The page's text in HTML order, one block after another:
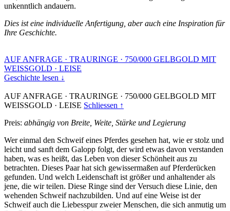
unkenntlich andauern.
Dies ist eine individuelle Anfertigung, aber auch eine Inspiration für
Ihre Geschichte.
AUF ANFRAGE · TRAURINGE · 750/000 GELBGOLD MIT
WEISSGOLD · LEISE
Geschichte lesen ↓
AUF ANFRAGE · TRAURINGE · 750/000 GELBGOLD MIT
WEISSGOLD · LEISE Schliessen ↑
Preis: abhängig von Breite, Weite, Stärke und Legierung
Wer einmal den Schweif eines Pferdes gesehen hat, wie er stolz und
leicht und sanft dem Galopp folgt, der wird etwas davon verstanden
haben, was es heißt, das Leben von dieser Schönheit aus zu
betrachten. Dieses Paar hat sich gewissermaßen auf Pferderücken
gefunden. Und welch Leidenschaft ist größer und anhaltender als
jene, die wir teilen. Diese Ringe sind der Versuch diese Linie, den
wehenden Schweif nachzubilden. Und auf eine Weise ist der
Schweif auch die Liebesspur zweier Menschen, die sich anmutig um